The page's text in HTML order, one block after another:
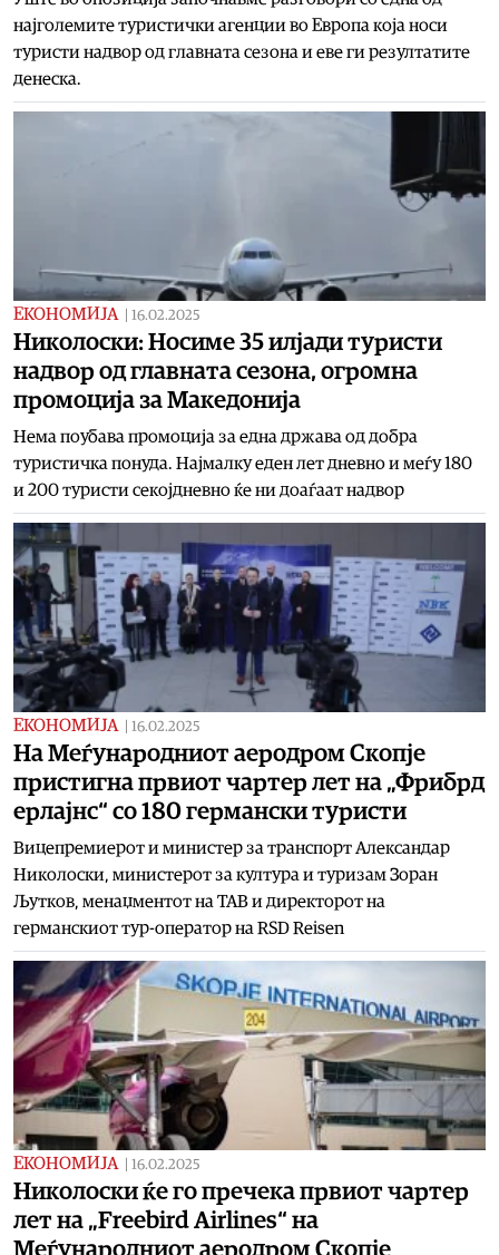
најголемите туристички агенции во Европа која носи
туристи надвор од главната сезона и еве ги резултатите
денеска.
ЕКОНОМИЈА 16.02.2025
Николоски: Носиме 35 илјади туристи
надвор од главната сезона, огромна
промоција за Македонија
Нема поубава промоција за една држава од добра
туристичка понуда. Најмалку еден лет дневно и меѓу 180
и 200 туристи секојдневно ќе ни доаѓаат надвор
ЕКОНОМИЈА 16.02.2025
На Меѓународниот аеродром Скопје
пристигна првиот чартер лет на „Фрибрд
ерлајнс“ со 180 германски туристи
Вицепремиерот и министер за транспорт Александар
Николоски, министерот за култура и туризам Зоран
Љутков, менаџментот на ТАВ и директорот на
германскиот тур-оператор на RSD Reisen
ЕКОНОМИЈА 16.02.2025
Николоски ќе го пречека првиот чартер
лет на „Freebird Airlines“ на
Меѓународниот аеродром Скопје